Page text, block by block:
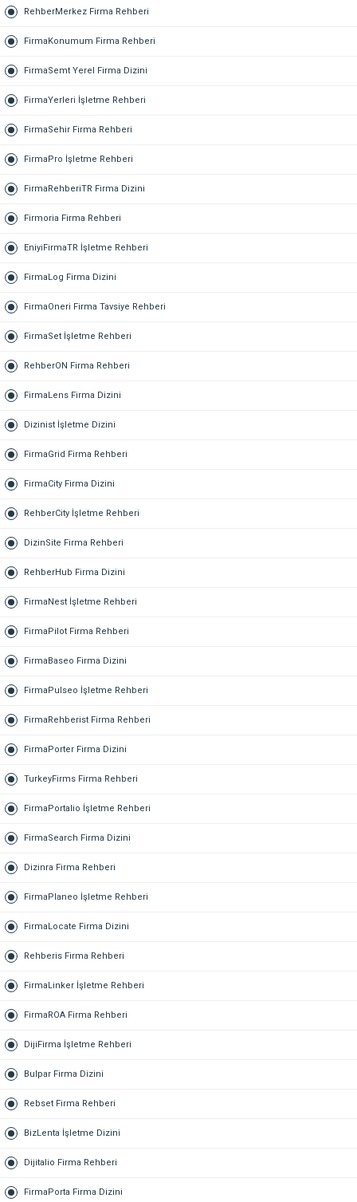
RehberMerkez Firma Rehberi
FirmaKonumum Firma Rehberi
FirmaSemt Yerel Firma Dizini
FirmaYerleri İşletme Rehberi
FirmaSehir Firma Rehberi
FirmaPro İşletme Rehberi
FirmaRehberiTR Firma Dizini
Firmoria Firma Rehberi
EniyiFirmaTR İşletme Rehberi
FirmaLog Firma Dizini
FirmaOneri Firma Tavsiye Rehberi
FirmaSet İşletme Rehberi
RehberON Firma Rehberi
FirmaLens Firma Dizini
Dizinist İşletme Dizini
FirmaGrid Firma Rehberi
FirmaCity Firma Dizini
RehberCity İşletme Rehberi
DizinSite Firma Rehberi
RehberHub Firma Dizini
FirmaNest İşletme Rehberi
FirmaPilot Firma Rehberi
FirmaBaseo Firma Dizini
FirmaPulseo İşletme Rehberi
FirmaRehberist Firma Rehberi
FirmaPorter Firma Dizini
TurkeyFirms Firma Rehberi
FirmaPortalio İşletme Rehberi
FirmaSearch Firma Dizini
Dizinra Firma Rehberi
FirmaPlaneo İşletme Rehberi
FirmaLocate Firma Dizini
Rehberis Firma Rehberi
FirmaLinker İşletme Rehberi
FirmaROA Firma Rehberi
DijiFirma İşletme Rehberi
Bulpar Firma Dizini
Rebset Firma Rehberi
BizLenta İşletme Dizini
Dijitalio Firma Rehberi
FirmaPorta Firma Dizini